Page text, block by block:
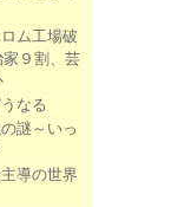
ム工場破
９割、芸
なる
謎～いっ
導の世界